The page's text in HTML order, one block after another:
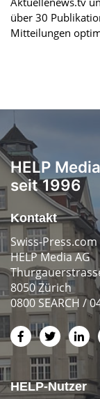
über 30
Mitteilungen
HELP
seit 1996
Kontakt
Swiss-Press.com
HELP Media AG
8050 Zürich
0800 SEARCH /
HELP-Nutzer